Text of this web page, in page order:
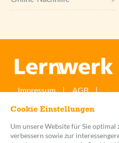
Impressum
AGB
Datenschutzerklärung
Verträge hier kündigen
Vertrag widerrufen
Cookie Einstellungen
Um unsere Website für Sie optimal
verbessern sowie zur